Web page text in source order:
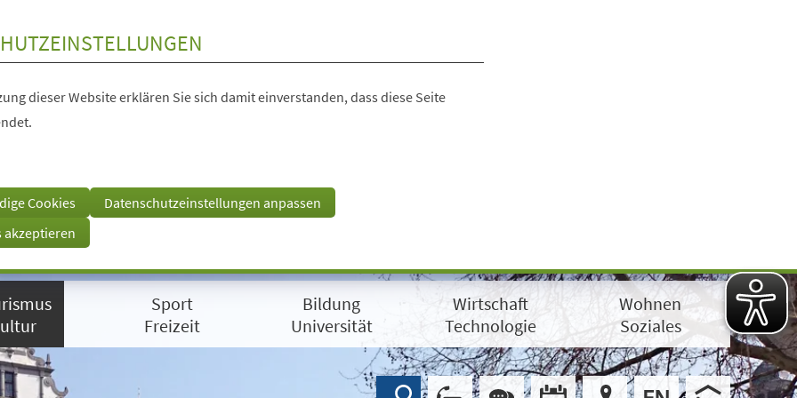
dieser Website erklären Sie sich damit einverstanden, dass diese Seite
Cookies
Datenschutzeinstellungen anpassen
akzeptieren
Sport
Freizeit
Bildung
Universität
Wirtschaft
Technologie
Wohnen
Soziales